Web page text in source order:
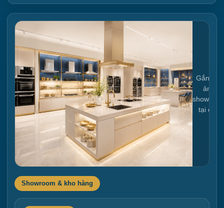
Gắn link
ảnh
tại đây
Showroom & kho hàng